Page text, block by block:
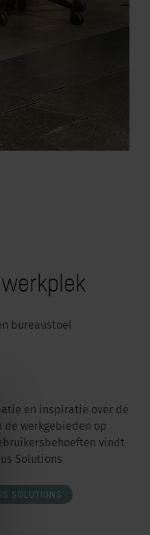
bureaustoel
en inspiratie over de
de werkgebieden op
vindt
Solutions
SOLUTIONS